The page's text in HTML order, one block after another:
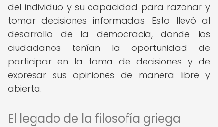
del individuo y su capacidad para razonar y
tomar decisiones informadas. Esto llevó al
desarrollo de la democracia, donde los
ciudadanos tenían la oportunidad de
participar en la toma de decisiones y de
expresar sus opiniones de manera libre y
abierta.
El legado de la filosofía griega